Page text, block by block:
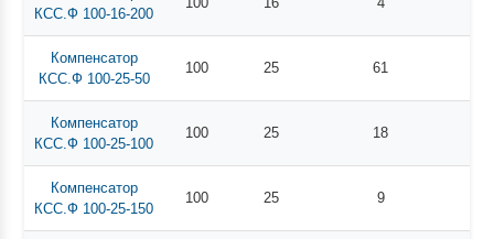
КСС.Ф 100-16-200
Компенсатор
КСС.Ф 100-25-50
100 25 61
Компенсатор
КСС.Ф 100-25-100
100 25 18
Компенсатор
КСС.Ф 100-25-150
100 25 9